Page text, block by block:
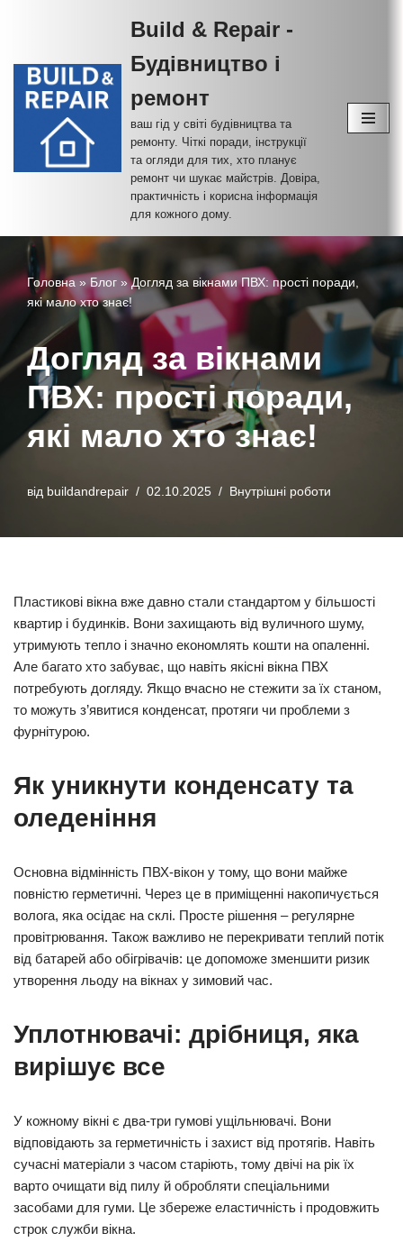
до
вмісту
Build & Repair -
Будівництво і
ремонт
ваш гід у світі будівництва та
ремонту. Чіткі поради, інструкції
та огляди для тих, хто планує
ремонт чи шукає майстрів. Довіра,
практичність і корисна інформація
для кожного дому.
Головна» Блог »Догляд за вікнами ПВХ: прості поради,
які мало хто знає!
Догляд за вікнами
ПВХ: прості поради,
які мало хто знає!
від buildandrepair 02.10.2025 Внутрішні роботи
Пластикові вікна вже давно стали стандартом у більшості
квартир і будинків. Вони захищають від вуличного шуму,
утримують тепло і значно економлять кошти на опаленні.
Але багато хто забуває, що навіть якісні вікна ПВХ
потребують догляду. Якщо вчасно не стежити за їх станом,
то можуть з’явитися конденсат, протяги чи проблеми з
фурнітурою.
Як уникнути конденсату та
оледеніння
Основна відмінність ПВХ-вікон у тому, що вони майже
повністю герметичні. Через це в приміщенні накопичується
волога, яка осідає на склі. Просте рішення – регулярне
провітрювання. Також важливо не перекривати теплий потік
від батарей або обігрівачів: це допоможе зменшити ризик
утворення льоду на вікнах у зимовий час.
Уплотнювачі: дрібниця, яка
вирішує все
У кожному вікні є два-три гумові ущільнювачі. Вони
відповідають за герметичність і захист від протягів. Навіть
сучасні матеріали з часом старіють, тому двічі на рік їх
варто очищати від пилу й обробляти спеціальними
засобами для гуми. Це збереже еластичність і продовжить
строк служби вікна.